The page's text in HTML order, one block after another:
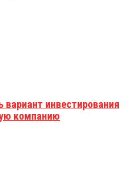
инвестирования
компанию